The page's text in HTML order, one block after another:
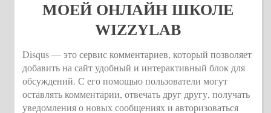
МОЕЙ ОНЛАЙН ШКОЛЕ
WIZZYLAB
Disqus — это сервис комментариев, который позволяет
добавить на сайт удобный и интерактивный блок для
обсуждений. С его помощью пользователи могут
оставлять комментарии, отвечать друг другу, получать
уведомления о новых сообщениях и авторизоваться